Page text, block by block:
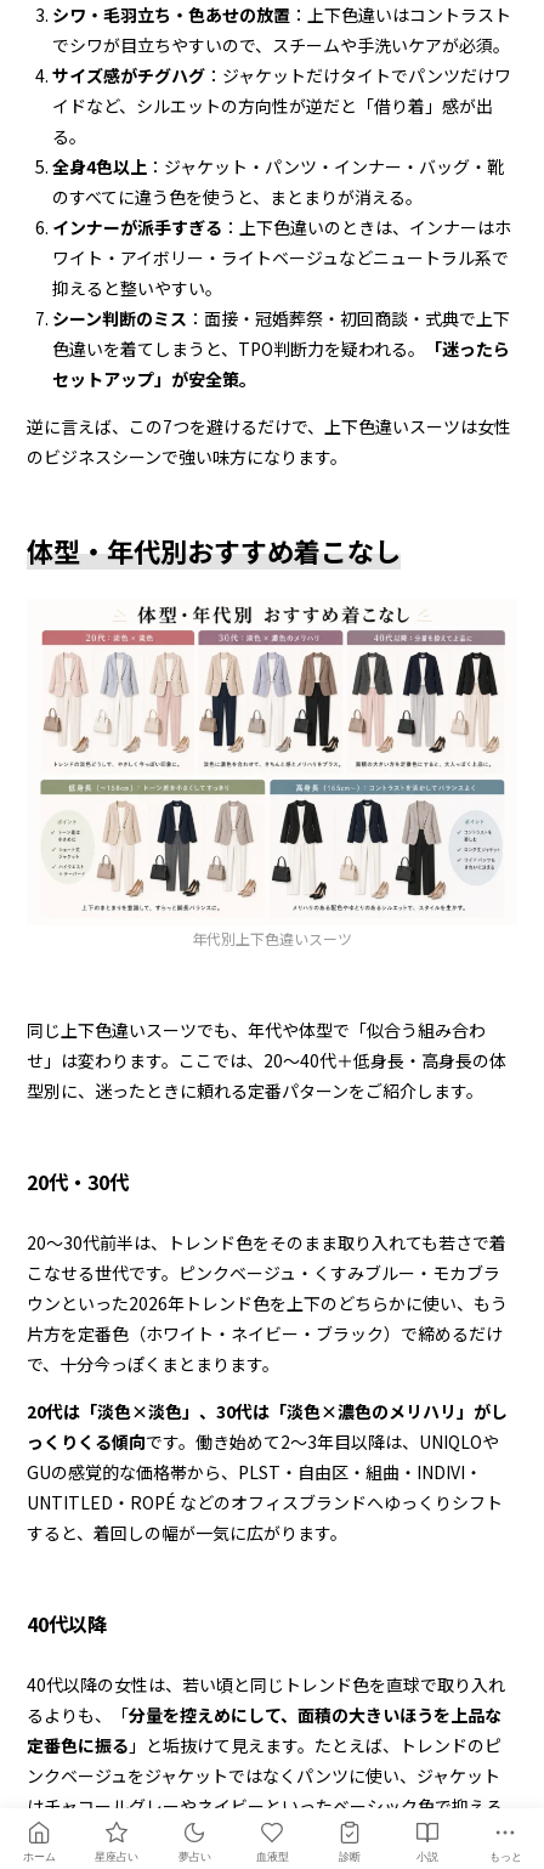
シワ・毛羽立ち・色あせの放置 ：上下色違いはコントラスト
でシワが目立ちやすいので、スチームや手洗いケアが必須。
サイズ感がチグハグ ：ジャケットだけタイトでパンツだけワ
イドなど、シルエットの方向性が逆だと「借り着」感が出
る。
全身4色以上 ：ジャケット・パンツ・インナー・バッグ・靴
のすべてに違う色を使うと、まとまりが消える。
インナーが派手すぎる ：上下色違いのときは、インナーはホ
ワイト・アイボリー・ライトベージュなどニュートラル系で
抑えると整いやすい。
シーン判断のミス ：面接・冠婚葬祭・初回商談・式典で上下
色違いを着てしまうと、TPO判断力を疑われる。
「迷ったら
セットアップ」が安全策。
逆に言えば、この7つを避けるだけで、上下色違いスーツは女性
のビジネスシーンで強い味方になります。
体型・年代別おすすめ着こなし
年代別上下色違いスーツ
同じ上下色違いスーツでも、年代や体型で「似合う組み合わ
せ」は変わります。ここでは、20〜40代＋低身長・高身長の体
型別に、迷ったときに頼れる定番パターンをご紹介します。
20代・30代
20〜30代前半は、トレンド色をそのまま取り入れても若さで着
こなせる世代です。ピンクベージュ・くすみブルー・モカブラ
ウンといった2026年トレンド色を上下のどちらかに使い、もう
片方を定番色（ホワイト・ネイビー・ブラック）で締めるだけ
で、十分今っぽくまとまります。
20代は「淡色×淡色」、30代は「淡色×濃色のメリハリ」がし
っくりくる傾向です。働き始めて2〜3年目以降は、UNIQLOや
GUの感覚的な価格帯から、PLST・自由区・組曲・INDIVI・
UNTITLED・ROPÉ などのオフィスブランドへゆっくりシフト
すると、着回しの幅が一気に広がります。
40代以降
40代以降の女性は、若い頃と同じトレンド色を直球で取り入れ
るよりも、「分量を控えめにして、面積の大きいほうを上品な
定番色に振る 」と垢抜けて見えます。たとえば、トレンドのピ
ンクベージュをジャケットではなくパンツに使い、ジャケット
はチャコールグレーやネイビーといったベーシック色で抑える
イメージです。
ホーム 星座占い 夢占い 血液型 診断 小説 もっと